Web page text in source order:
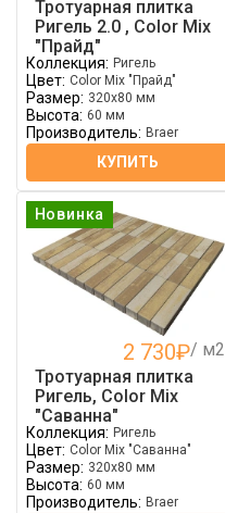
Тротуарная плитка
Ригель 2.0 , Color Mix
"Прайд"
Коллекция: Ригель
Цвет: Color Mix "Прайд"
Размер: 320х80 мм
Высота: 60 мм
Производитель: Braer
КУПИТЬ
Новинка
2 730₽/ м2
Тротуарная плитка
Ригель, Color Mix
"Саванна"
Коллекция: Ригель
Цвет: Color Mix "Саванна"
Размер: 320х80 мм
Высота: 60 мм
Производитель: Braer